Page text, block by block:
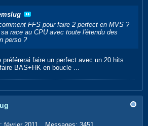
FFS pour faire 2 perfect en MVS ?
race au CPU avec toute l'étendu des
perso ?
faire un perfect avec un 20 hits
BAS+HK en boucle ...